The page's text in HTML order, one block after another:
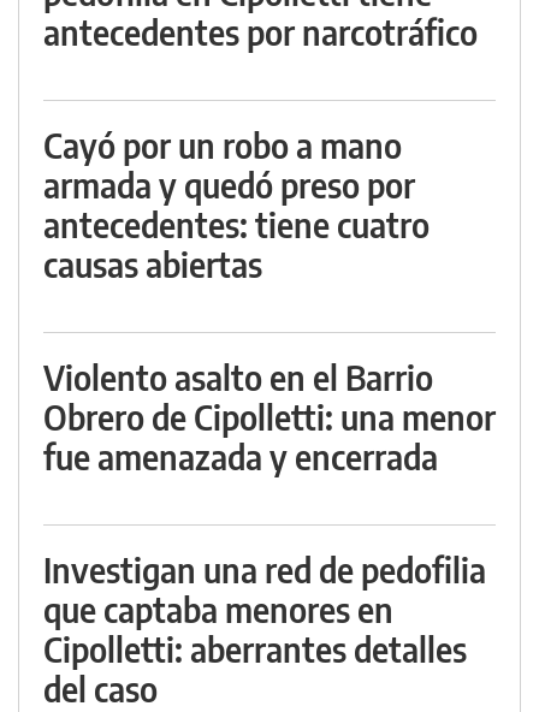
antecedentes por narcotráfico
Cayó por un robo a mano
armada y quedó preso por
antecedentes: tiene cuatro
causas abiertas
Violento asalto en el Barrio
Obrero de Cipolletti: una menor
fue amenazada y encerrada
Investigan una red de pedofilia
que captaba menores en
Cipolletti: aberrantes detalles
del caso